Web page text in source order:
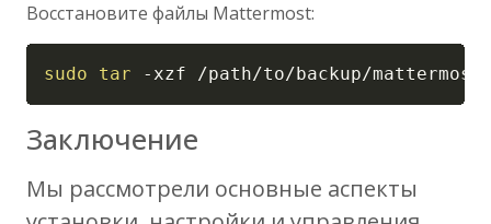
Восстановите файлы Mattermost:
sudo tar -xzf /path/to/backup/
Заключение
Мы рассмотрели основные аспекты